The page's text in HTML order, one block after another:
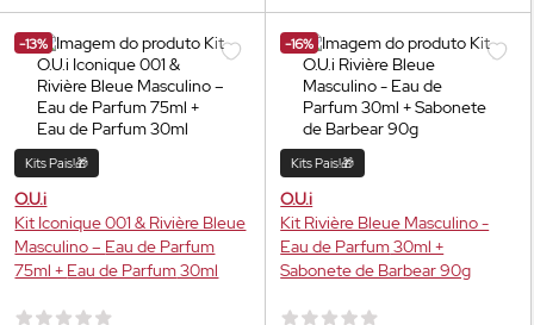
-13%
Kits Pais!🎁
O.U.i
Kit Iconique 001 & Rivière Bleue
Masculino – Eau de Parfum
75ml + Eau de Parfum30ml
-16%
Kits Pais!🎁
O.U.i
Kit Rivière Bleue Masculino -
Eau de Parfum30ml +
Sabonete de Barbear 90g